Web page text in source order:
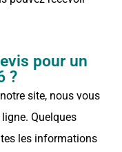
pour un
?
site, nous vous
Quelques
les informations